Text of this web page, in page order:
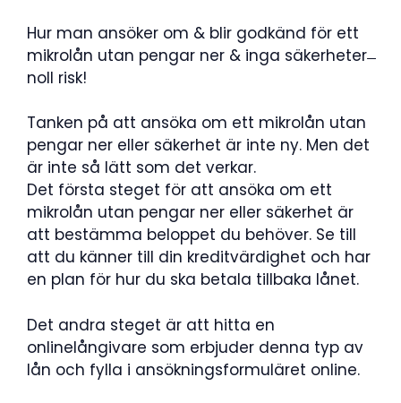
Hur man ansöker om & blir godkänd för ett
mikrolån utan pengar ner & inga säkerheter ̶
noll risk!
Tanken på att ansöka om ett mikrolån utan
pengar ner eller säkerhet är inte ny. Men det
är inte så lätt som det verkar.
Det första steget för att ansöka om ett
mikrolån utan pengar ner eller säkerhet är
att bestämma beloppet du behöver. Se till
att du känner till din kreditvärdighet och har
en plan för hur du ska betala tillbaka lånet.
Det andra steget är att hitta en
onlinelångivare som erbjuder denna typ av
lån och fylla i ansökningsformuläret online.